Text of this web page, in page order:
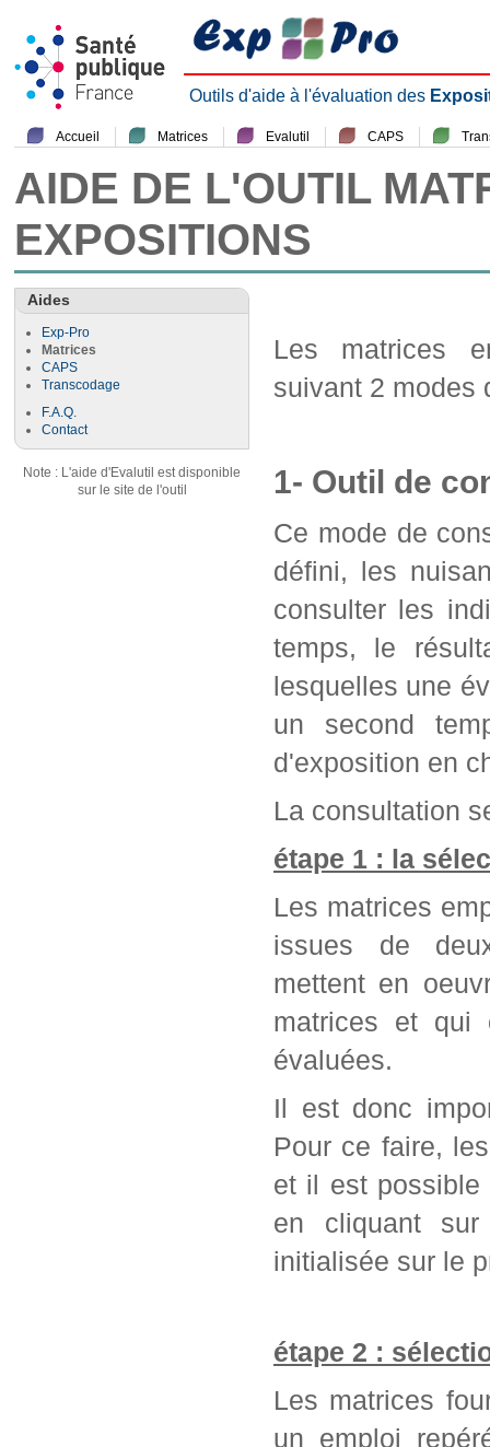
Outils d'aide à l'évaluation des
Accueil Matrices Evalutil CAPS
AIDE DE L'OUTIL
EXPOSITIONS
Aides
Exp-Pro
Matrices
CAPS
Transcodage
F.A.Q.
Contact
Note : L'aide d'Evalutil est disponible
sur le site de l'outil
Les matrices
suivant 2 modes
1- Outil de
Ce mode de
défini, les
consulter les
temps, le
lesquelles une
un second
d'exposition en
La consultation
étape 1 : la
Les matrices
issues de
mettent en
matrices et qui
évaluées.
Il est donc
Pour ce faire,
et il est possible
en cliquant
initialisée sur le
étape 2 :
Les matrices
un emploi